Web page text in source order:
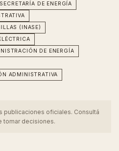
SECRETARÍA DE ENERGÍA
(INASE)
DE ENERGÍA
ADMINISTRATIVA
publicaciones oficiales. Consultá
tomar decisiones.